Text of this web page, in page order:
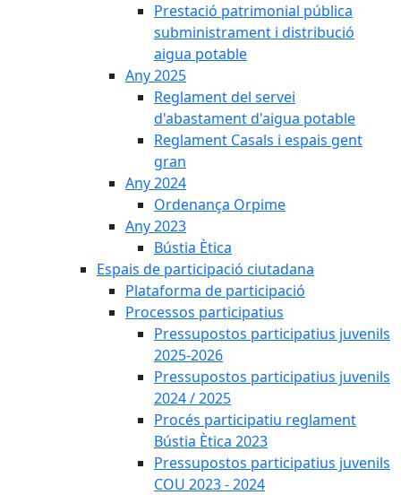
Prestació patrimonial pública
subministrament i distribució
aigua potable
Any 2025
Reglament del servei
d'abastament d'aigua potable
Reglament Casals i espais gent
gran
Any 2024
Ordenança Orpime
Any 2023
Bústia Ètica
Espais de participació ciutadana
Plataforma de participació
Processos participatius
Pressupostos participatius juvenils
2025-2026
Pressupostos participatius juvenils
2024 / 2025
Procés participatiu reglament
Bústia Ètica 2023
Pressupostos participatius juvenils
COU 2023 - 2024